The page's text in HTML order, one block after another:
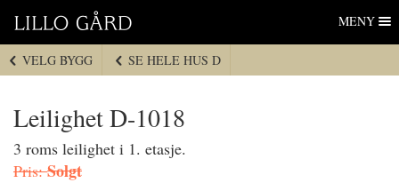
navigasjon
Hopp
innhold
MENY
VELG BYGG SE HELE HUS D
Leilighet D-1018
3 roms leilighet i 1. etasje.
Pris:Solgt